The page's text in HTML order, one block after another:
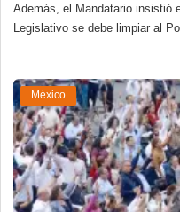
Además, el Mandatario insistió
Legislativo se debe limpiar al
México